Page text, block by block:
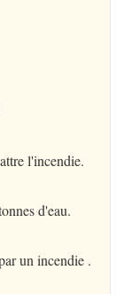
l'incendie.
d'eau.
un incendie .